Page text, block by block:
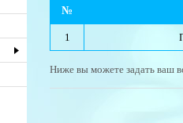
№
1
Ниже вы можете задать ваш